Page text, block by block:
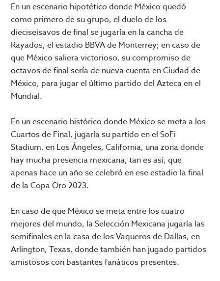
En un escenario hipotético donde México quedó
como primero de su grupo, el duelo de los
dieciseisavos de final se jugaría en la cancha de
Rayados, el estadio BBVA de Monterrey; en caso de
que México saliera victorioso, su compromiso de
octavos de final sería de nueva cuenta en Ciudad de
México, para jugar el último partido del Azteca en el
Mundial.
En un escenario histórico donde México se meta a los
Cuartos de Final, jugaría su partido en el SoFi
Stadium, en Los Ángeles, California, una zona donde
hay mucha presencia mexicana, tan es así, que
apenas hace un año se celebró en ese estadio la final
de la Copa Oro 2023.
En caso de que México se meta entre los cuatro
mejores del mundo, la Selección Mexicana jugaría las
semifinales en la casa de los Vaqueros de Dallas, en
Arlington, Texas, donde también han jugado partidos
amistosos con bastantes fanáticos presentes.